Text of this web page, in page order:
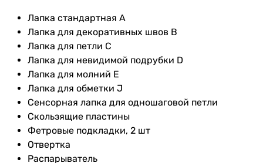
Лапка стандартная A
Лапка для декоративных швов B
Лапка для петли C
Лапка для невидимой подрубки D
Лапка для молний E
Лапка для обметки J
Сенсорная лапка для одношаговой петли
Скользящие пластины
Фетровые подкладки, 2 шт
Отвертка
Распарыватель